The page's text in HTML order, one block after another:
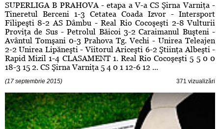
SUPERLIGA B PRAHOVA - etapa a V-a CS Şirna Varniţa -
Tineretul Berceni 1-3 Cetatea Coada Izvor - Intersport
Filipeşti 8-2 AS Dâmbu - Real Rio Cocoşeşti 2-8 Vulturii
Proviţa de Sus - Petrolul Băicoi 3-2 Caraimanul Buşteni -
Avântul Tomşani 0-3 Prahova Tg. Vechi - Unirea Teleajen
2-2 Unirea Lipăneşti - Viitorul Ariceşti 6-2 Ştiinţa Albeşti -
Rapid Mizil 1-4 CLASAMENT 1. Real Rio Cocoşeşti 5 5 0 0
18-3 15 2. CS Şirna Varniţa 5 4 0 1 12-6 12 ...
(17 septembrie 2015) 371 vizualizări